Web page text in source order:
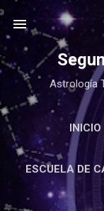
Astrología
INICIO
ESCUELA DE